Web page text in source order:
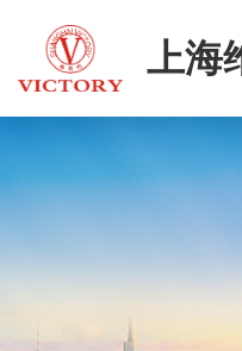
上海